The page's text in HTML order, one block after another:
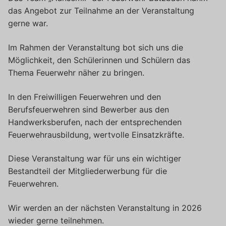
das Angebot zur Teilnahme an der Veranstaltung
gerne war.
Im Rahmen der Veranstaltung bot sich uns die
Möglichkeit, den Schülerinnen und Schülern das
Thema Feuerwehr näher zu bringen.
In den Freiwilligen Feuerwehren und den
Berufsfeuerwehren sind Bewerber aus den
Handwerksberufen, nach der entsprechenden
Feuerwehrausbildung, wertvolle Einsatzkräfte.
Diese Veranstaltung war für uns ein wichtiger
Bestandteil der Mitgliederwerbung für die
Feuerwehren.
Wir werden an der nächsten Veranstaltung in 2026
wieder gerne teilnehmen.